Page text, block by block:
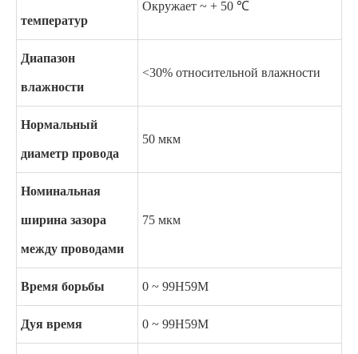
температур
Окружает ~ + 50 ℃
Диапазон
влажности
<30% относительной влажности
Нормальный
диаметр провода
50 мкм
Номинальная
ширина зазора
между проводами
75 мкм
Время борьбы 0 ~ 99H59M
Дуя время 0 ~ 99H59M